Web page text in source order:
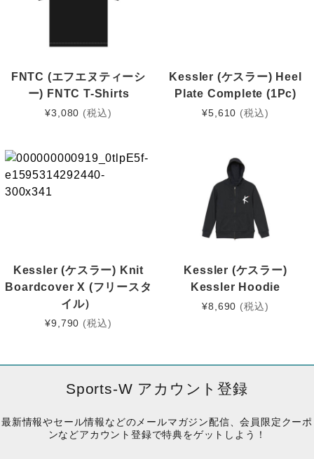
FNTC (エフエヌティーシ
ー) FNTC T-Shirts
¥3,080 (税込)
Kessler (ケスラー) Heel
Plate Complete (1Pc)
¥5,610 (税込)
Kessler (ケスラー) Knit
Boardcover X (フリースタ
イル）
¥9,790 (税込)
Kessler (ケスラー)
Kessler Hoodie
¥8,690 (税込)
Sports-W アカウント登録
最新情報やセール情報などのメールマガジン配信、会員限定クーポ
ンなどアカウント登録で特典をゲットしよう！